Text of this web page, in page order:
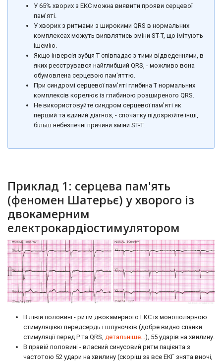
У 65% хворих з ЕКС можна виявити прояви серцевої
пам'яті.
У хворих з ритмами з широкими QRS в нормальних
комплексах можуть виявлятись зміни ST-T, що імітують
ішемію.
Якщо інверсія зубця Т співпадає з тими відведеннями, в
яких реєструвався найглибший QRS, - можливо вона
обумовлена серцевою пам'яттю.
При синдромі серцевої пам'яті глибина Т нормальних
комплексів корелює із глибиною розширеного QRS.
Не використовуйте синдром серцевої пам'яті як
перший та єдиний діагноз, - спочатку підозрюйте інші,
більш небезпечні причини зміни ST-T.
Приклад 1: серцева пам'ять
(феномен Шатерьє) у хворого із
двокамерним
електрокардіостимулятором
В лівій половині - ритм двокамерного ЕКС із монополярною
стимуляцією передсердь і шлуночків (добре видно спайки
стимуляції перед Р та QRS, детальніше...), 55 ударів на хвилину.
В правій половині - власний синусовий ритм пацієнта з
частотою 52 удари на хвилину (скоріш за все ЕКГ знята вночі,